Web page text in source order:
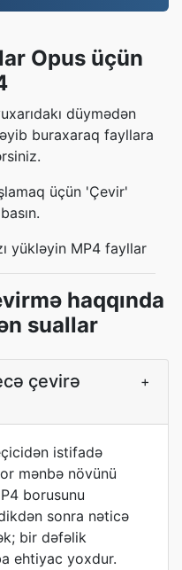
Opus üçün
düymədən
buraxaraq fayllara
üçün 'Çevir'
yükləyin MP4 fayllar
haqqında
suallar
çevirə
+
istifadə
mənbə növünü
borusunu
sonra nəticə
bir dəfəlik
ehtiyac yoxdur.